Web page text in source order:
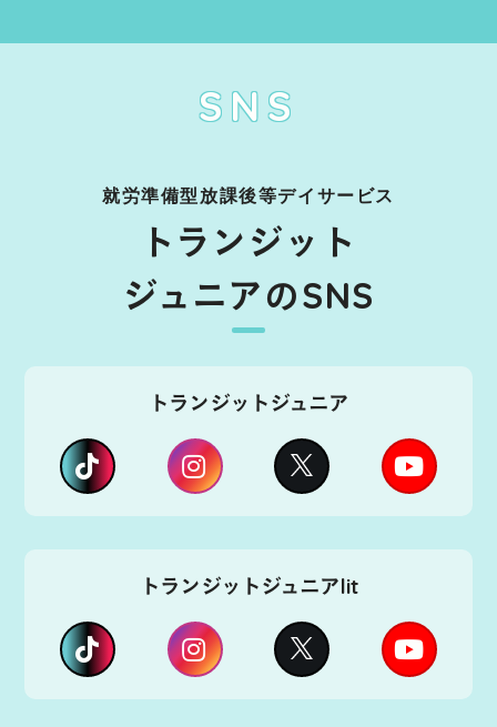
SNS
就労準備型放課後等デイサービス
トランジット
ジュニアのSNS
トランジットジュニア
トランジットジュニアlit